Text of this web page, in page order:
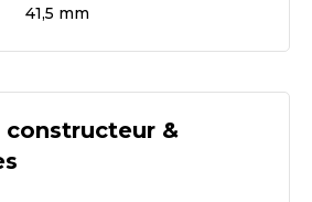
41,5 mm
constructeur &